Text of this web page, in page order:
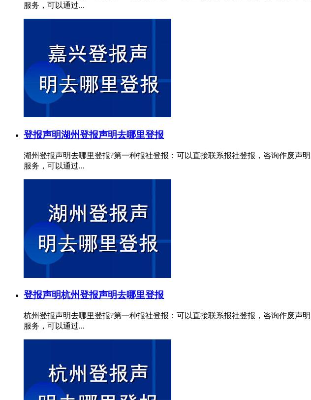
服务，可以通过...
登报声明湖州登报声明去哪里登报
湖州登报声明去哪里登报?第一种报社登报：可以直接联系报社登报，咨询作废
服务，可以通过...
登报声明杭州登报声明去哪里登报
杭州登报声明去哪里登报?第一种报社登报：可以直接联系报社登报，咨询作废
服务，可以通过...